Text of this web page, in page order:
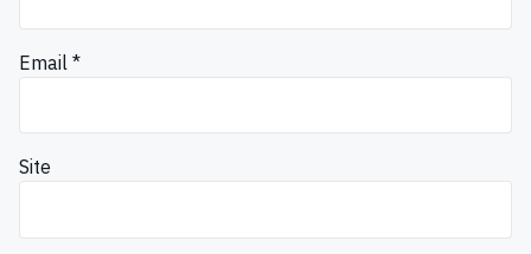
Email *
Site